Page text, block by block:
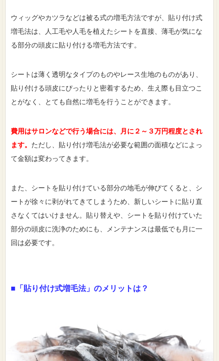
ウィッグやカツラなどは被る式の増毛方法ですが、貼り付け式
増毛法は、人工毛や人毛を植えたシートを直接、薄毛が気にな
る部分の頭皮に貼り付ける増毛方法です。
シートは薄く透明なタイプのものやレース生地のものがあり、
貼り付ける頭皮にぴったりと密着するため、生え際も目立つこ
とがなく、とても自然に増毛を行うことができます。
費用はサロンなどで行う場合には、月に２～３万円程度とされ
ます。 ただし、貼り付け増毛法が必要な範囲の面積などによっ
て金額は変わってきます。
また、シートを貼り付けている部分の地毛が伸びてくると、シ
ートが徐々に剥がれてきてしまうため、新しいシートに貼り直
さなくてはいけません。貼り替えや、シートを貼り付けていた
部分の頭皮に洗浄のためにも、メンテナンスは最低でも月に一
回は必要です。
■「貼り付け式増毛法」のメリットは？